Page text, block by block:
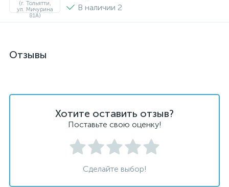
В наличии 2
Отзывы
Хотите оставить отзыв?
Поставьте свою оценку!
Сделайте выбор!